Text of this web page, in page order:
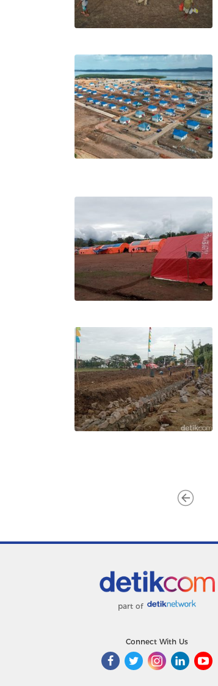
part of
Connect With Us